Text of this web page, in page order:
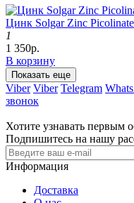
Цинк Solgar Zinc
1
1 350р.
В корзину
Показать еще
Viber Viber Telegram
звонок
Хотите узнавать первым
Подпишитесь на нашу
Информация
Доставка